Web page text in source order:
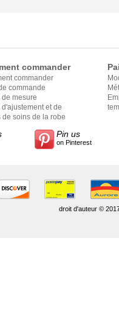
commander
commander
commande
de mesure
et de
de soins de la robe
Pin us
on Pinterest
droit d'auteur ©